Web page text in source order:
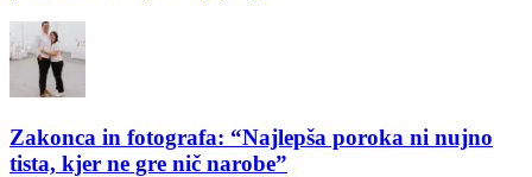
Zakonca in fotografa: “Najlepša poroka ni nujno
tista, kjer ne gre nič narobe”